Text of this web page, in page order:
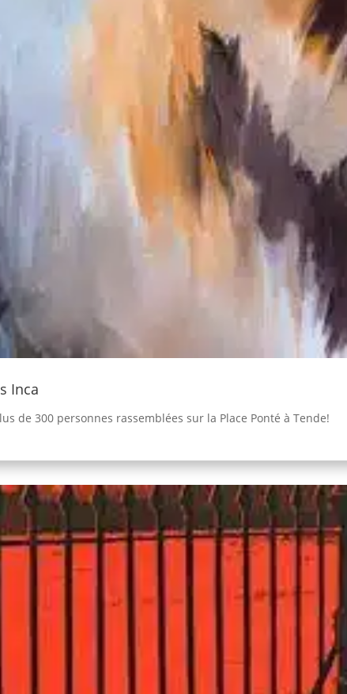
Inca
de 300 personnes rassemblées sur la Place Ponté à Tende!